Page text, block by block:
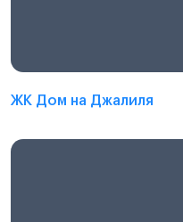
ЖК Дом на Джалиля